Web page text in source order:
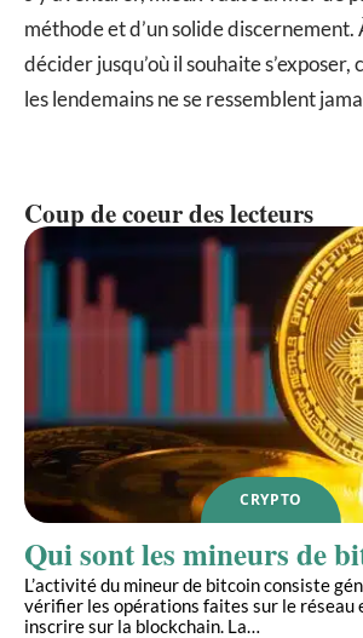
méthode et d’un solide discernement.
décider jusqu’où il souhaite s’exposer,
les lendemains ne se ressemblent
Coup de coeur des lecteurs
CRYPTO
Qui sont les mineurs de
L’activité du mineur de bitcoin consiste
vérifier les opérations faites sur le réseau
inscrire sur la blockchain. La…